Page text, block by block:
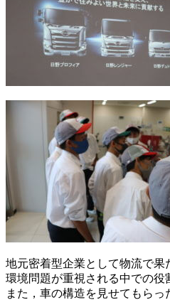
地元密着型企業として物流で
環境問題が重視される中での役
また，車の構造を見せてもら